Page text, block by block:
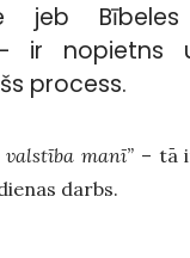
jeb
ir nopietns
process.
manī” – tā
darbs.